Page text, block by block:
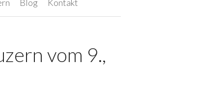
Blog Kontakt
vom 9.,